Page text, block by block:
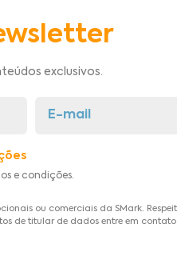
exclusivos.
e condições.
ou comerciais da SMark.
de titular de dados entre em